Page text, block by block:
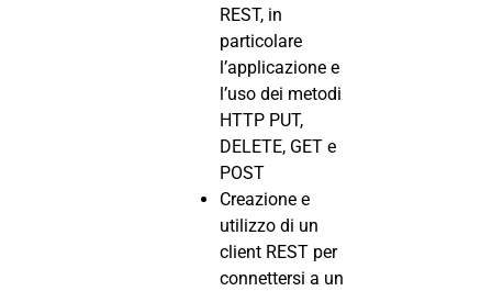
REST, in
particolare
l’applicazione e
l’uso dei metodi
HTTP PUT,
DELETE, GET e
POST
Creazione e
utilizzo di un
client REST per
connettersi a un